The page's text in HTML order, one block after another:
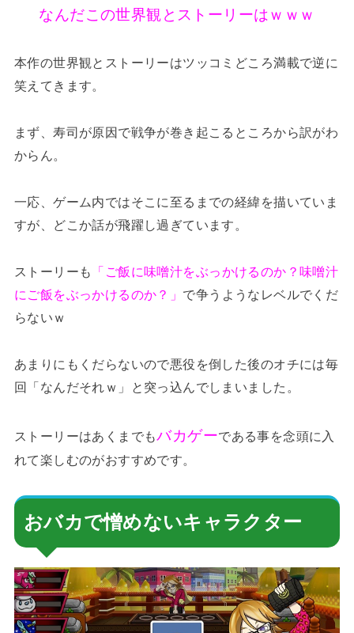
なんだこの世界観とストーリーはｗｗｗ
本作の世界観とストーリーはツッコミどころ満載で逆に
笑えてきます。
まず、寿司が原因で戦争が巻き起こるところから訳がわ
からん。
一応、ゲーム内ではそこに至るまでの経緯を描いていま
すが、どこか話が飛躍し過ぎています。
ストーリーも
「ご飯に味噌汁をぶっかけるのか？味噌汁
にご飯をぶっかけるのか？」 で争うようなレベルでくだ
らないｗ
あまりにもくだらないので悪役を倒した後のオチには毎
回「なんだそれｗ」と突っ込んでしまいました。
ストーリーはあくまでもバカゲーである事を念頭に入
れて楽しむのがおすすめです。
おバカで憎めないキャラクター